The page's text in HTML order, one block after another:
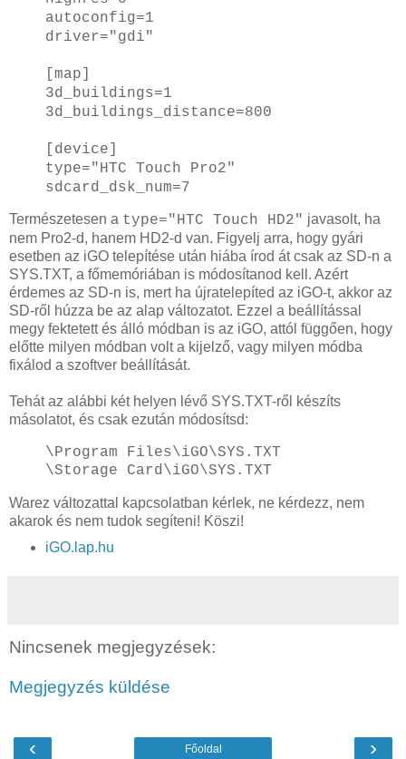
autoconfig=1
driver="gdi"
[map]
3d_buildings=1
3d_buildings_distance=800
[device]
type="HTC Touch Pro2"
sdcard_dsk_num=7
Természetesen a type="HTC Touch HD2" javasolt, ha
nem Pro2-d, hanem HD2-d van. Figyelj arra, hogy gyári
esetben az iGO telepítése után hiába írod át csak az SD-n a
SYS.TXT, a főmemóriában is módosítanod kell. Azért
érdemes az SD-n is, mert ha újratelepíted az iGO-t, akkor az
SD-ről húzza be az alap változatot. Ezzel a beállítással
megy fektetett és álló módban is az iGO, attól függően, hogy
előtte milyen módban volt a kijelző, vagy milyen módba
fixálod a szoftver beállítását.
Tehát az alábbi két helyen lévő SYS.TXT-ről készíts
másolatot, és csak ezután módosítsd:
\Program Files\iGO\SYS.TXT
\Storage Card\iGO\SYS.TXT
Warez változattal kapcsolatban kérlek, ne kérdezz, nem
akarok és nem tudok segíteni! Köszi!
iGO.lap.hu
Nincsenek megjegyzések:
Megjegyzés küldése
‹ ›
Főoldal